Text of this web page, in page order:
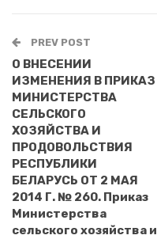
PREV POST
О ВНЕСЕНИИ
ИЗМЕНЕНИЯ В ПРИКАЗ
МИНИСТЕРСТВА
СЕЛЬСКОГО
ХОЗЯЙСТВА И
ПРОДОВОЛЬСТВИЯ
РЕСПУБЛИКИ
БЕЛАРУСЬ ОТ 2 МАЯ
2014 Г. № 260. Приказ
Министерства
сельского хозяйства и